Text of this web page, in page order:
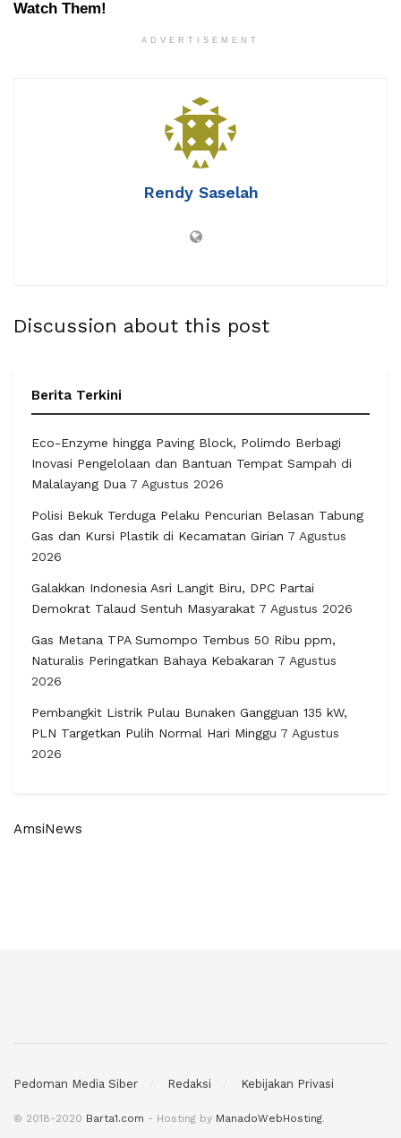
ADVERTISEMENT
Rendy Saselah
Discussion about this post
Berita Terkini
Eco-Enzyme hingga Paving Block, Polimdo Berbagi
Inovasi Pengelolaan dan Bantuan Tempat Sampah di
Malalayang Dua 7 Agustus 2026
Polisi Bekuk Terduga Pelaku Pencurian Belasan Tabung
Gas dan Kursi Plastik di Kecamatan Girian 7 Agustus
2026
Galakkan Indonesia Asri Langit Biru, DPC Partai
Demokrat Talaud Sentuh Masyarakat 7 Agustus 2026
Gas Metana TPA Sumompo Tembus 50 Ribu ppm,
Naturalis Peringatkan Bahaya Kebakaran 7 Agustus
2026
Pembangkit Listrik Pulau Bunaken Gangguan 135 kW,
PLN Targetkan Pulih Normal Hari Minggu 7 Agustus
2026
AmsiNews
Pedoman Media Siber Redaksi Kebijakan Privasi
© 2018-2020 Barta1.com - Hosting by ManadoWebHosting.